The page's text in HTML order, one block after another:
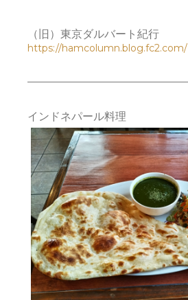
（旧）東京ダルバート紀行
https://hamcolumn.blog.fc2.com/
インドネパール料理